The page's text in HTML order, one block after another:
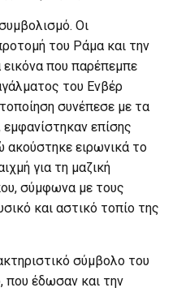
Οι
του Ράμα και την
εικόνα που παρέπεμπε
του Ενβέρ
συνέπεσε με τα
επίσης
ακούστηκε ειρωνικά το
για τη μαζική
σύμφωνα με τους
και αστικό τοπίο της
σύμβολο του
που έδωσαν και την